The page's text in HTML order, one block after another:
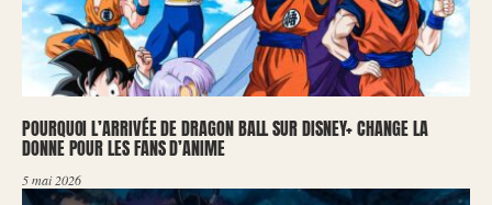
POURQUOI L’ARRIVÉE DE DRAGON BALL SUR DISNEY+ CHANGE LA
DONNE POUR LES FANS D’ANIME
5 mai 2026